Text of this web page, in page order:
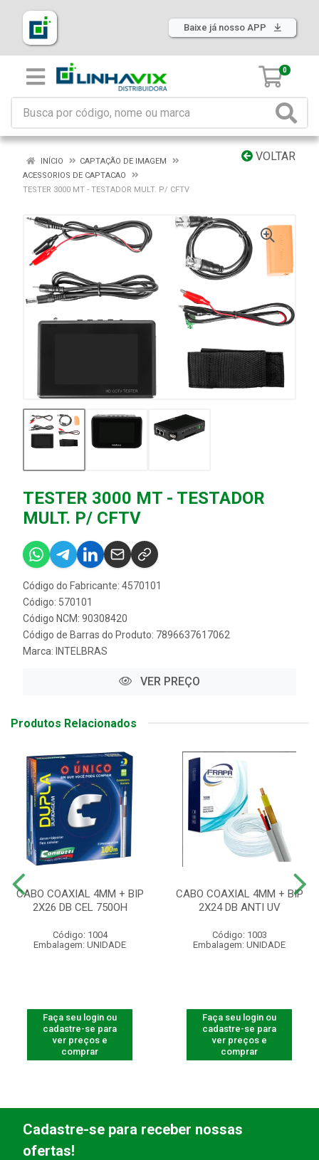
Baixe já nosso APP
0
VOLTAR
INÍCIO
CAPTAÇÃO DE IMAGEM
ACESSORIOS DE CAPTACAO
TESTER 3000 MT - TESTADOR MULT. P/ CFTV
TESTER 3000 MT - TESTADOR
MULT. P/ CFTV
Código do Fabricante: 4570101
Código: 570101
Código NCM: 90308420
Código de Barras do Produto: 7896637617062
Marca: INTELBRAS
VER PREÇO
Produtos Relacionados
CABO COAXIAL 4MM + BIP
2X26 DB CEL 750OH
Código: 1004
Embalagem: UNIDADE
Faça seu login ou
cadastre-se para
ver preços e
comprar
CABO COAXIAL 4MM + BIP
2X24 DB ANTI UV
Código: 1003
Embalagem: UNIDADE
Faça seu login ou
cadastre-se para
ver preços e
comprar
Cadastre-se para receber nossas
ofertas!